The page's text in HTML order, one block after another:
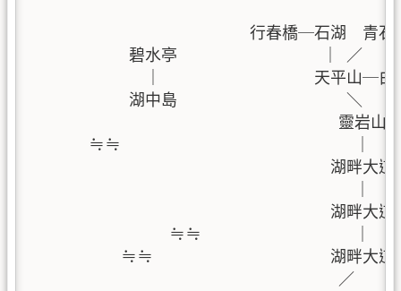
行春橋─石湖  青石
            碧水亭                  ｜ ／
｜                   天平山─白
            湖中島                     ＼
≒≒                             ｜
湖
｜
湖畔大
≒≒                   ｜
≒≒                      湖畔大道
／